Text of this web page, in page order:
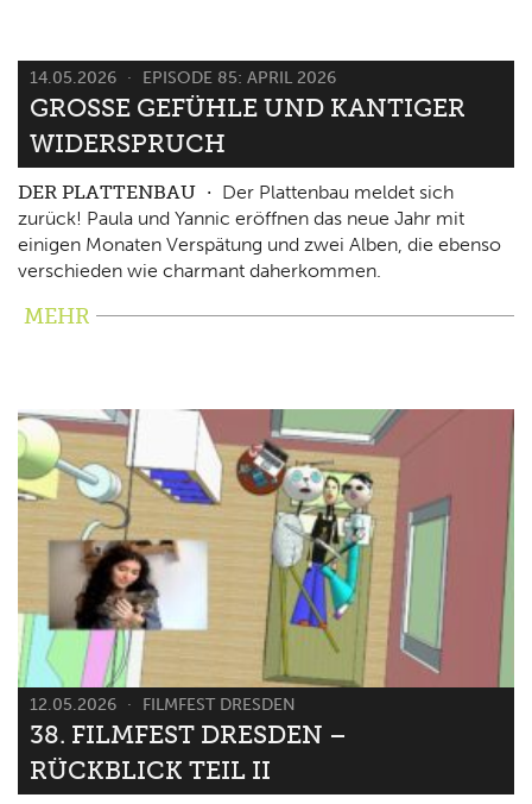
14.05.2026 EPISODE 85: APRIL 2026
GROSSE GEFÜHLE UND KANTIGER W
IDERSPRUCH
DER PLATTENBAU
Der Plattenbau meldet sich
zurück! Paula und Yannic eröffnen das neue Jahr mit
einigen Monaten Verspätung und zwei Alben, die ebenso
verschieden wie charmant daherkommen.
MEHR
12.05.2026 FILMFEST DRESDEN
38. FILMFEST DRESDEN –
RÜCKBLICK TEIL II